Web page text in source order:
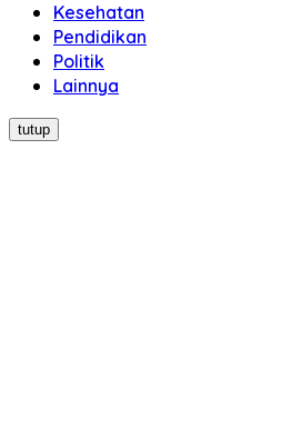
Kesehatan
Pendidikan
Politik
Lainnya
tutup